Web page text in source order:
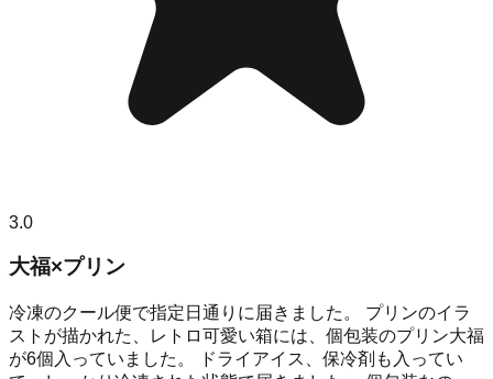
3.0
大福×プリン
冷凍のクール便で指定日通りに届きました。 プリンのイラ
ストが描かれた、レトロ可愛い箱には、個包装のプリン大福
が6個入っていました。 ドライアイス、保冷剤も入ってい